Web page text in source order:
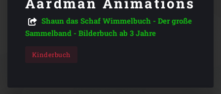
Shaun das Schaf Wimmelbuch - Der große
Sammelband - Bilderbuch ab 3 Jahre
Kinderbuch